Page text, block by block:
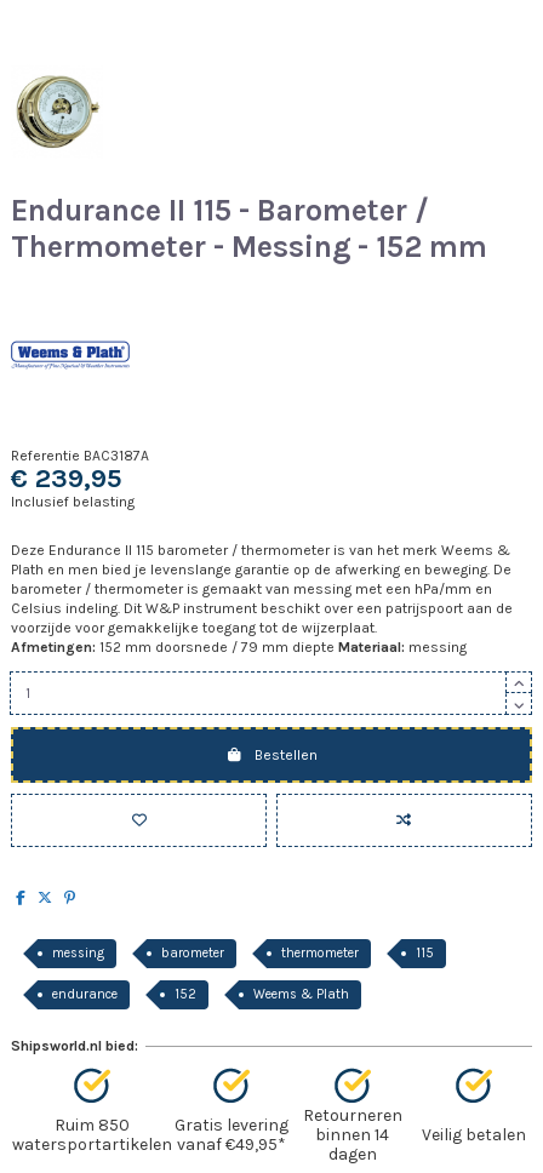
Endurance II 115 - Barometer /
Thermometer - Messing - 152 mm
Referentie BAC3187A
€ 239,95
Inclusief belasting
Deze Endurance II 115 barometer / thermometer is van het merk Weems &
Plath en men bied je levenslange garantie op de afwerking en beweging. De
barometer / thermometer is gemaakt van messing met een hPa/mm en
Celsius indeling. Dit W&P instrument beschikt over een patrijspoort aan de
voorzijde voor gemakkelijke toegang tot de wijzerplaat.
Afmetingen: 152 mm doorsnede / 79 mm diepte Materiaal: messing
Bestellen
messing barometer thermometer 115
endurance 152 Weems & Plath
Shipsworld.nl bied:
Ruim 850
watersportartikelen
Gratis levering
vanaf €49,95*
Retourneren
binnen 14
dagen
Veilig betalen